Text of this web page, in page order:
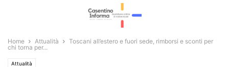
Home Attualità
Toscani all’estero e fuori sede, rimborsi e sconti per
chi torna per...
Attualità